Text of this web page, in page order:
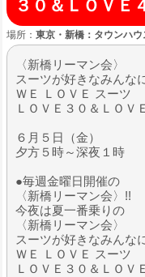
３０＆ＬＯＶＥ
場所： 東京・新橋：タウンハウ
〈新橋リーマン会〉
スーツが好きなみんな
ＷＥ ＬＯＶＥ スーツ
ＬＯＶＥ３０＆ＬＯＶ
６月５日（金）
夕方５時～深夜１時
●毎週金曜日開催の
〈新橋リーマン会〉!!
今夜は夏一番乗りの
〈新橋リーマン会〉
スーツが好きなみんな
ＷＥ ＬＯＶＥ スーツ
ＬＯＶＥ３０＆ＬＯＶ